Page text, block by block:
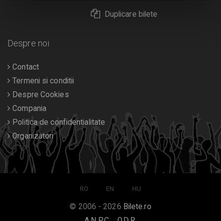
Duplicare bilete
Despre noi
Contact
Termeni si conditii
Despre Cookies
Compania
Politica de confidentialitate
Organizatori
RO EN HU
© 2006 - 2026 Bilete.ro